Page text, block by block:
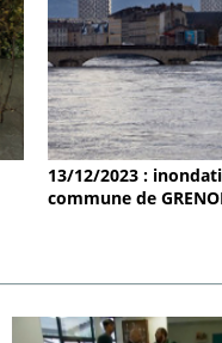
13/12/2023 :
commune de